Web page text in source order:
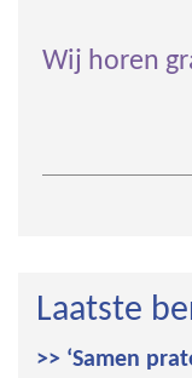
Wij horen
Laatste
>> ‘Samen